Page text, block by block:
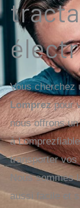
Vous cherchez
Lomprezpour
nous offrons
à
transporter
Nous sommes
aussi facile et